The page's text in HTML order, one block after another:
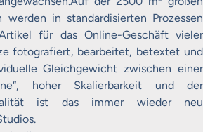
in standardisierten Prozessen
für das Online-Geschäft vieler
fotografiert, bearbeitet, betextet und
Gleichgewicht zwischen einer
hoher Skalierbarkeit und der
ist das immer wieder neu